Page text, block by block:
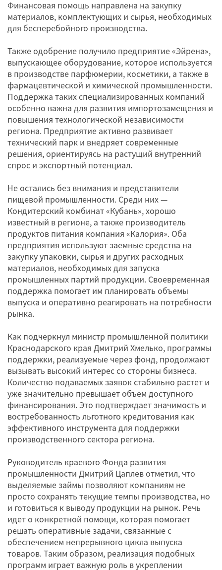
Финансовая помощь направлена на закупку
материалов, комплектующих и сырья, необходимых
для бесперебойного производства.
Также одобрение получило предприятие «Эйрена»,
выпускающее оборудование, которое используется
в производстве парфюмерии, косметики, а также в
фармацевтической и химической промышленности.
Поддержка таких специализированных компаний
особенно важна для развития импортозамещения и
повышения технологической независимости
региона. Предприятие активно развивает
технический парк и внедряет современные
решения, ориентируясь на растущий внутренний
спрос и экспортный потенциал.
Не остались без внимания и представители
пищевой промышленности. Среди них —
Кондитерский комбинат «Кубань», хорошо
известный в регионе, а также производитель
продуктов питания компания «Калория». Оба
предприятия используют заемные средства на
закупку упаковки, сырья и других расходных
материалов, необходимых для запуска
промышленных партий продукции. Своевременная
поддержка помогает им планировать объемы
выпуска и оперативно реагировать на потребности
рынка.
Как подчеркнул министр промышленной политики
Краснодарского края Дмитрий Хмелько, программы
поддержки, реализуемые через фонд, продолжают
вызывать высокий интерес со стороны бизнеса.
Количество подаваемых заявок стабильно растет и
уже значительно превышает объем доступного
финансирования. Это подтверждает значимость и
востребованность льготного кредитования как
эффективного инструмента для поддержки
производственного сектора региона.
Руководитель краевого Фонда развития
промышленности Дмитрий Цаплев отметил, что
выделяемые займы позволяют компаниям не
просто сохранять текущие темпы производства, но
и готовиться к выводу продукции на рынок. Речь
идет о конкретной помощи, которая помогает
решать оперативные задачи, связанные с
обеспечением непрерывного цикла выпуска
товаров. Таким образом, реализация подобных
программ играет важную роль в укреплении